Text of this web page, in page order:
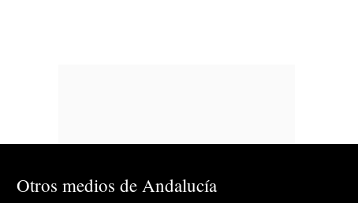
Otros medios de Andalucía